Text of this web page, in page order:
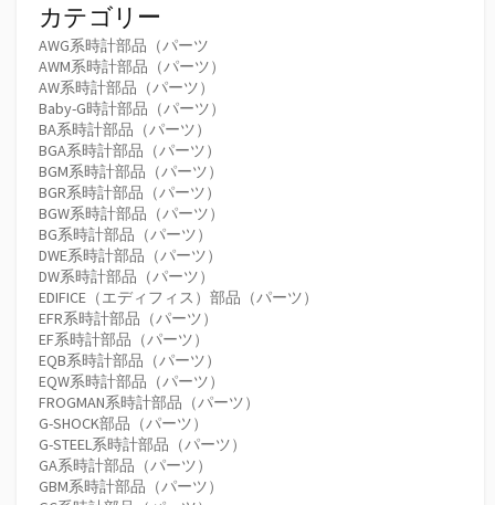
カテゴリー
AWG系時計部品（パーツ
AWM系時計部品（パーツ）
AW系時計部品（パーツ）
Baby-G時計部品（パーツ）
BA系時計部品（パーツ）
BGA系時計部品（パーツ）
BGM系時計部品（パーツ）
BGR系時計部品（パーツ）
BGW系時計部品（パーツ）
BG系時計部品（パーツ）
DWE系時計部品（パーツ）
DW系時計部品（パーツ）
EDIFICE（エディフィス）部品（パーツ）
EFR系時計部品（パーツ）
EF系時計部品（パーツ）
EQB系時計部品（パーツ）
EQW系時計部品（パーツ）
FROGMAN系時計部品（パーツ）
G-SHOCK部品（パーツ）
G-STEEL系時計部品（パーツ）
GA系時計部品（パーツ）
GBM系時計部品（パーツ）